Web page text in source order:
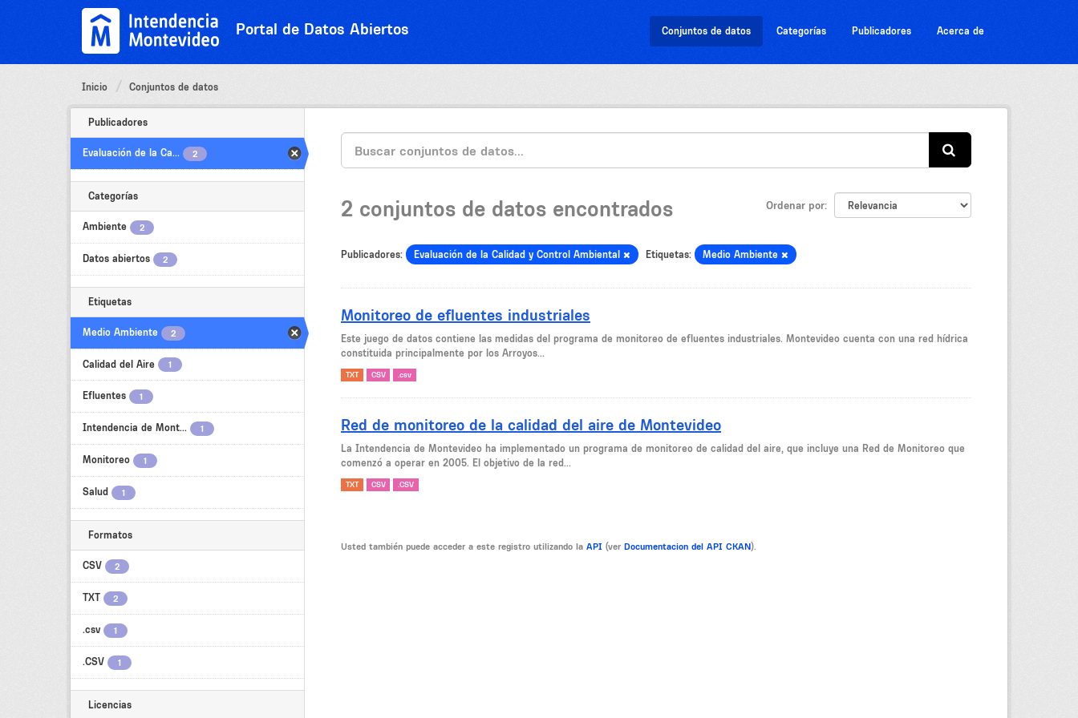
Portal de Datos Abiertos Conjuntos de datos Categorías Publicadores Acerca de
Inicio Conjuntos de datos
Publicadores
Evaluación de la Ca... 2
Categorías
Ambiente 2
Datos abiertos 2
Etiquetas
Medio Ambiente 2
Calidad del Aire 1
Efluentes 1
Intendencia de Mont... 1
Monitoreo 1
Salud 1
Formatos
CSV 2
TXT 2
.csv 1
.CSV 1
Licencias
Ordenar por
2 conjuntos de datos encontrados
Publicadores: Evaluación de la Calidad y Control Ambiental Etiquetas: Medio Ambiente
Monitoreo de efluentes industriales
Este juego de datos contiene las medidas del programa de monitoreo de efluentes industriales. Montevideo cuenta con una red hídrica
constituida principalmente por los Arroyos...
TXT CSV .csv
Red de monitoreo de la calidad del aire de Montevideo
La Intendencia de Montevideo ha implementado un programa de monitoreo de calidad del aire, que incluye una Red de Monitoreo que
comenzó a operar en 2005. El objetivo de la red...
TXT CSV .CSV
Usted también puede acceder a este registro utilizando la API (ver Documentacion del API CKAN).